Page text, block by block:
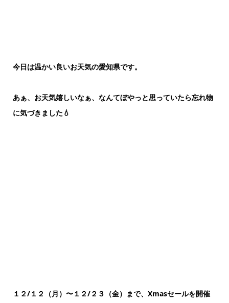
今日は温かい良いお天気の愛知県です。
⁡あぁ、お天気嬉しいなぁ、なんてぼやっと思っていたら忘れ物
に気づきました💧
１２/１２（月）〜１２/２３（金）まで、Xmasセールを開催